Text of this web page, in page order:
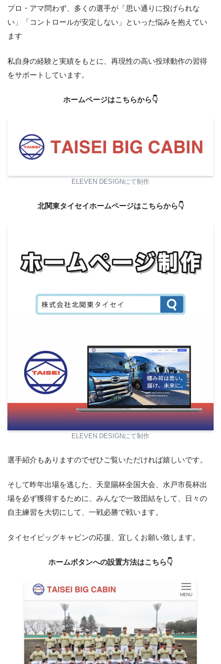
プロ・アマ問わず、多くの選手が「思い通りに投げられな
い」「コントロールが安定しない」といった悩みを抱えてい
ます
私自身の経験と実績をもとに、再現性の高い投球動作の習得
をサポートしています。
ホームページはこちらから👇
ELEVEN DESIGNにて制作
北関東タイセイホームページはこちらから👇
ELEVEN DESIGNにて制作
選手紹介もありますのでぜひご覧いただければ嬉しいです。
そして昨年出場を逃した、天皇賜杯全国大会、水戸市長杯出
場を必ず獲得するために、みんなで一致団結をして、日々の
自主練習を大切にして、一戦必勝で戦います。
タイセイビッグキャビンの応援、宜しくお願い致します。
ホームボタンへの設置方法はこちら👇